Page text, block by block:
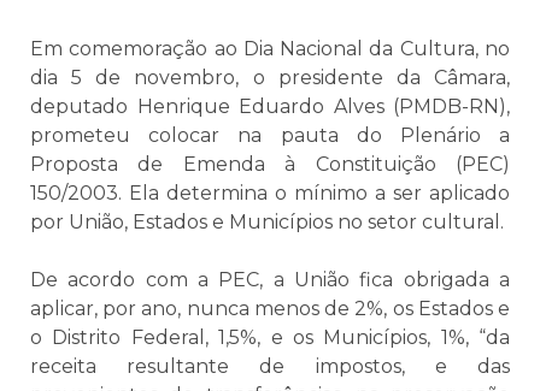
Em comemoração ao Dia Nacional da Cultura, no
dia 5 de novembro, o presidente da Câmara,
deputado Henrique Eduardo Alves (PMDB-RN),
prometeu colocar na pauta do Plenário a
Proposta de Emenda à Constituição (PEC)
150/2003. Ela determina o mínimo a ser aplicado
por União, Estados e Municípios no setor cultural.
De acordo com a PEC, a União fica obrigada a
aplicar, por ano, nunca menos de 2%, os Estados e
o Distrito Federal, 1,5%, e os Municípios, 1%, “da
receita resultante de impostos, e das